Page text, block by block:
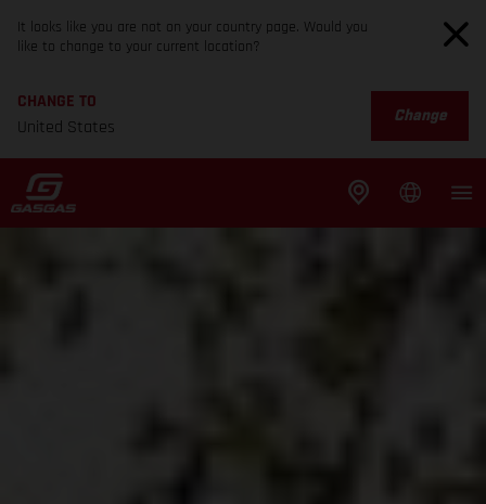
It looks like you are not on your country page. Would you
like to change to your current location?
CHANGE TO
United States
Change